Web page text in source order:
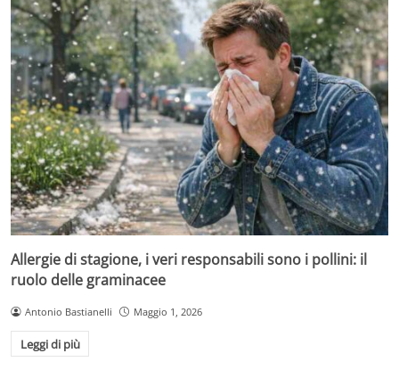
Allergie di stagione, i veri responsabili sono i pollini: il
ruolo delle graminacee
Antonio Bastianelli Maggio 1, 2026
Leggi di più